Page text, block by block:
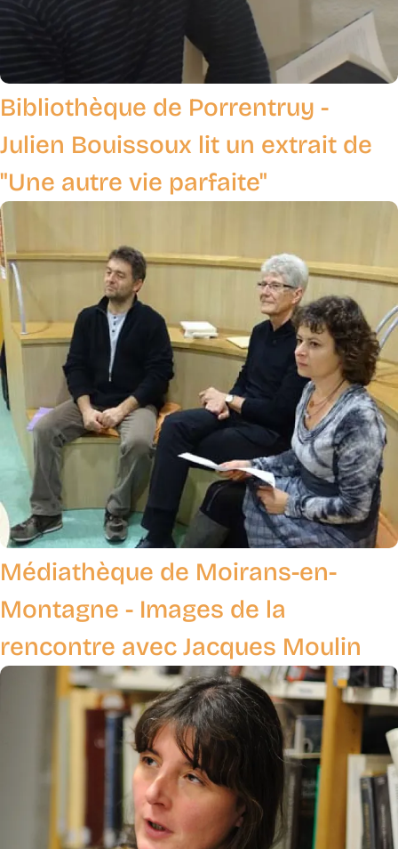
Bibliothèque de Porrentruy -
Julien Bouissoux lit un extrait de
"Une autre vie parfaite"
Médiathèque de Moirans-en-
Montagne - Images de la
rencontre avec Jacques Moulin